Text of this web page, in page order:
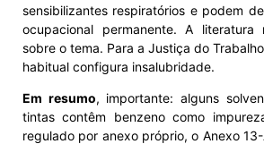
sensibilizantes respiratórios e podem
ocupacional permanente. A
sobre o tema. Para a Justiça do
habitual configura insalubridade.
Em resumo, importante: alguns
tintas contêm benzeno como
regulado por anexo próprio, o Anexo